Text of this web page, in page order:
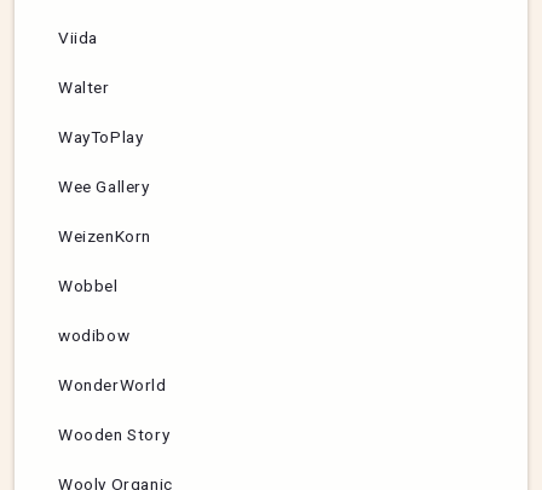
Viida
Walter
WayToPlay
Wee Gallery
WeizenKorn
Wobbel
wodibow
WonderWorld
Wooden Story
Wooly Organic